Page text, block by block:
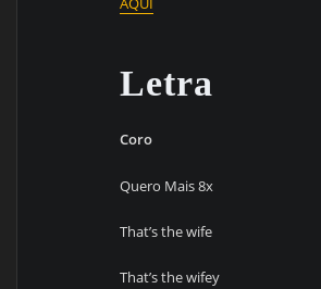
Letra
Coro
Quero Mais 8x
That’s the wife
That’s the wifey